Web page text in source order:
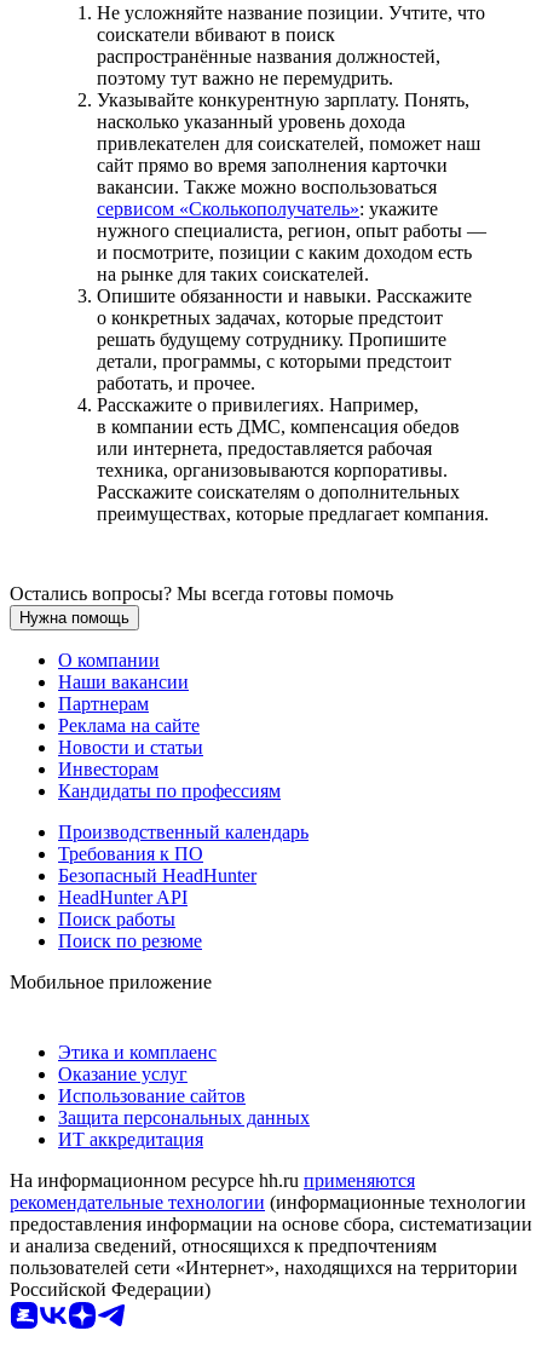
Не усложняйте название позиции. Учтите, что
соискатели вбивают в поиск
распространённые названия должностей,
поэтому тут важно не перемудрить.
Указывайте конкурентную зарплату. Понять,
насколько указанный уровень дохода
привлекателен для соискателей, поможет наш
сайт прямо во время заполнения карточки
вакансии. Также можно воспользоваться
сервисом «Сколькополучатель»: укажите
нужного специалиста, регион, опыт работы —
и посмотрите, позиции с каким доходом есть
на рынке для таких соискателей.
Опишите обязанности и навыки. Расскажите
о конкретных задачах, которые предстоит
решать будущему сотруднику. Пропишите
детали, программы, с которыми предстоит
работать, и прочее.
Расскажите о привилегиях. Например,
в компании есть ДМС, компенсация обедов
или интернета, предоставляется рабочая
техника, организовываются корпоративы.
Расскажите соискателям о дополнительных
преимуществах, которые предлагает компания.
Остались вопросы? Мы всегда готовы помочь
Нужна помощь
О компании
Наши вакансии
Партнерам
Реклама на сайте
Новости и статьи
Инвесторам
Кандидаты по профессиям
Производственный календарь
Требования к ПО
Безопасный HeadHunter
HeadHunter API
Поиск работы
Поиск по резюме
Мобильное приложение
Этика и комплаенс
Оказание услуг
Использование сайтов
Защита персональных данных
ИТ аккредитация
На информационном ресурсе hh.ru применяются
рекомендательные технологии (информационные технологии
предоставления информации на основе сбора, систематизации
и анализа сведений, относящихся к предпочтениям
пользователей сети «Интернет», находящихся на территории
Российской Федерации)